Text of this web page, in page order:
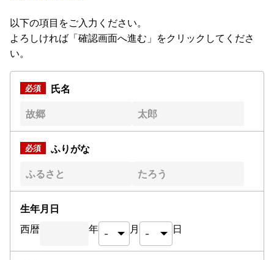
以下の項目をご入力ください。
よろしければ「確認画面へ進む」をクリックしてくださ
い。
氏名
ふりがな
生年月日
西暦
年 月 日